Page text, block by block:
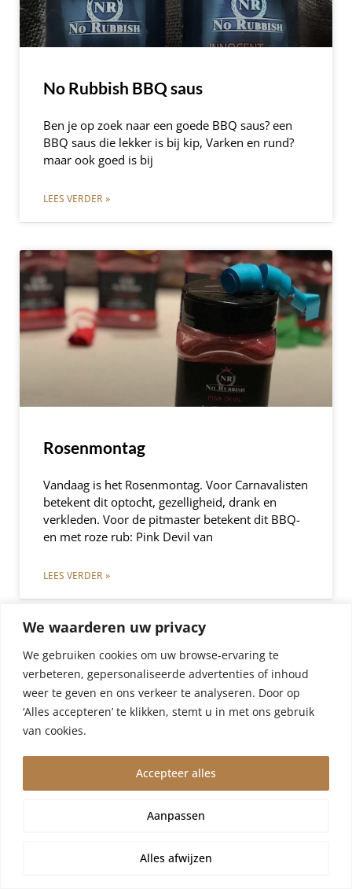
We waarderen uw privacy
We gebruiken cookies om uw browse-ervaring te
verbeteren, gepersonaliseerde advertenties of inhoud
weer te geven en ons verkeer te analyseren. Door op
‘Alles accepteren’ te klikken, stemt u in met ons gebruik
van cookies.
Aanpassen
Alles afwijzen
Accepteer alles
No Rubbish BBQ saus
Ben je op zoek naar een goede BBQ saus? een
BBQ saus die lekker is bij kip, Varken en rund?
maar ook goed is bij
LEES VERDER »
Rosenmontag
Vandaag is het Rosenmontag. Voor Carnavalisten
betekent dit optocht, gezelligheid, drank en
verkleden. Voor de pitmaster betekent dit BBQ-
en met roze rub: Pink Devil van
LEES VERDER »
De storm Dennis heeft ook hier huisgehouden.